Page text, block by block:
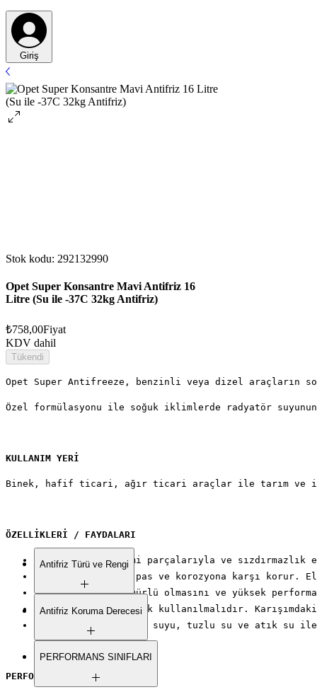
Giriş
Stok kodu: 292132990
Opet Super Konsantre Mavi Antifriz 16
Litre (Su ile -37C 32kg Antifriz)
₺758,00Fiyat
KDV dahil
Tükendi
Opet Super Antifreeze, benzinli veya dizel araçların
Özel formülasyonu ile soğuk iklimlerde radyatör
KULLANIM YERİ
Binek, hafif ticari, ağır ticari araçlar ile tarım ve iş
ÖZELLİKLERİ / FAYDALARI
Tüm soğutma sistemi parçalarıyla ve sızdırmazlık
Soğutma sistemini pas ve korozyona karşı korur.
sisteminin uzun ömürlü olmasını ve yüksek
Su ile karıştırılarak kullanılmalıdır.
Aşırı sert su, deniz suyu, tuzlu su ve atık su ile
PERFORMANSLAR
Antifriz Türü ve Rengi
Inorganik (Organik Olmayan) Mavi
Antifriz Koruma Derecesi
Konsantre antifrizdir. Su ile karıştırılarak
PERFORMANS SINIFLARI